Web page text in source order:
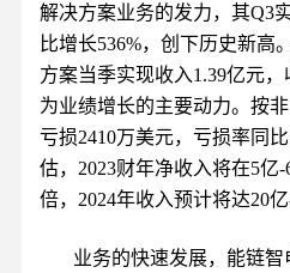
解决方案业务的发力，其Q3
比增长536%，创下历史新高
方案当季实现收入1.39亿元
为业绩增长的主要动力。按
亏损2410万美元，亏损率同
估，2023财年净收入将在5亿
倍，2024年收入预计将达20亿
业务的快速发展，能链